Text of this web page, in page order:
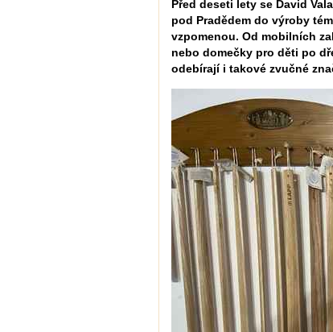
Před deseti lety se David
pod Pradědem do výroby
vzpomenou. Od mobilních
nebo domečky pro děti po
odebírají i takové zvučné